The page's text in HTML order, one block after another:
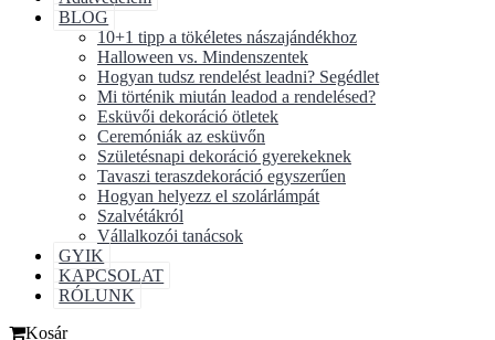
BLOG
10+1 tipp a tökéletes nászajándékhoz
Halloween vs. Mindenszentek
Hogyan tudsz rendelést leadni? Segédlet
Mi történik miután leadod a rendelésed?
Esküvői dekoráció ötletek
Ceremóniák az esküvőn
Születésnapi dekoráció gyerekeknek
Tavaszi teraszdekoráció egyszerűen
Hogyan helyezz el szolárlámpát
Szalvétákról
Vállalkozói tanácsok
GYIK
KAPCSOLAT
RÓLUNK
Kosár